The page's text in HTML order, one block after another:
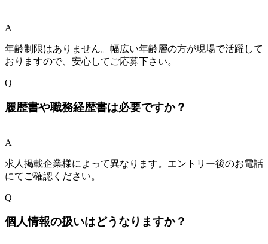
A
年齢制限はありません。幅広い年齢層の方が現場で活躍して
おりますので、安心してご応募下さい。
Q
履歴書や職務経歴書は必要ですか？
A
求人掲載企業様によって異なります。エントリー後のお電話
にてご確認ください。
Q
個人情報の扱いはどうなりますか？